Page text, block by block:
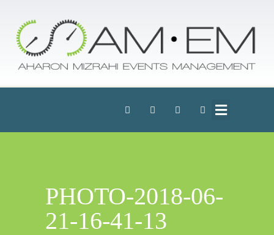
PHOTO-2018-06-
21-16-41-13